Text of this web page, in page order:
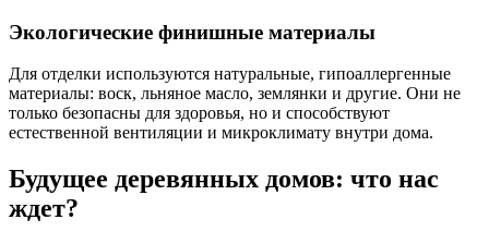
Экологические финишные материалы
Для отделки используются натуральные, гипоаллергенные
материалы: воск, льняное масло, землянки и другие. Они не
только безопасны для здоровья, но и способствуют
естественной вентиляции и микроклимату внутри дома.
Будущее деревянных домов: что нас
ждет?